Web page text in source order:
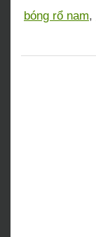
bóng rổ nam,